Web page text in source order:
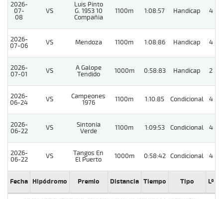
2026-
07-
08
VS
Luis Pinto
G. 1953 10
Compañia
1100m 1:08:57 Handicap 4
2026-
07-06
VS Mendoza 1100m 1:08:86 Handicap 4
2026-
07-01
VS
A Galope
Tendido
1000m 0:58:83 Handicap 2
2026-
06-24
VS
Campeones
1976
1100m 1:10:85 Condicional 4
2026-
06-22
VS
Sintonia
Verde
1100m 1:09:53 Condicional 4
2026-
06-22
VS
Tangos En
El Puerto
1000m 0:58:42 Condicional 4
Fecha Hipódromo Premio Distancia Tiempo Tipo Lº